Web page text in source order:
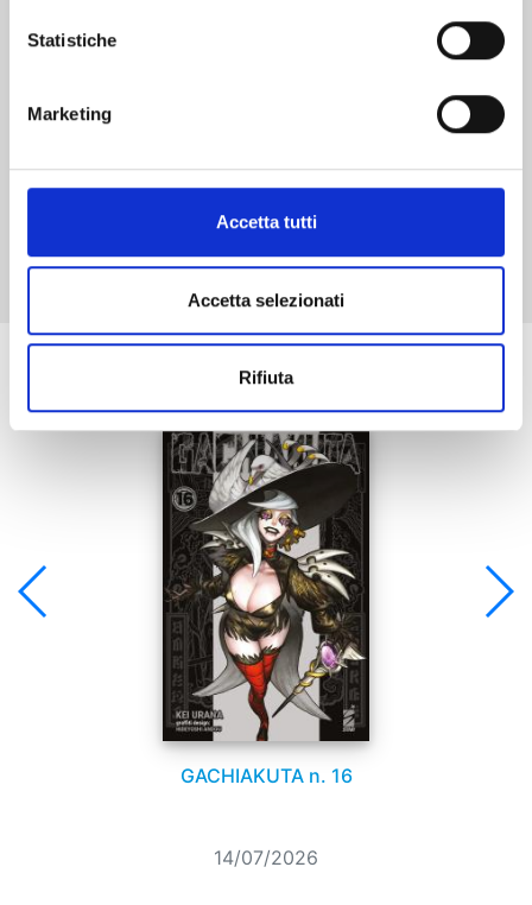
Statistiche
Marketing
Accetta tutti
Accetta selezionati
Rifiuta
Mostra tutto
Se ti è piaciuto prova anche:
GACHIAKUTA n. 16
14/07/2026